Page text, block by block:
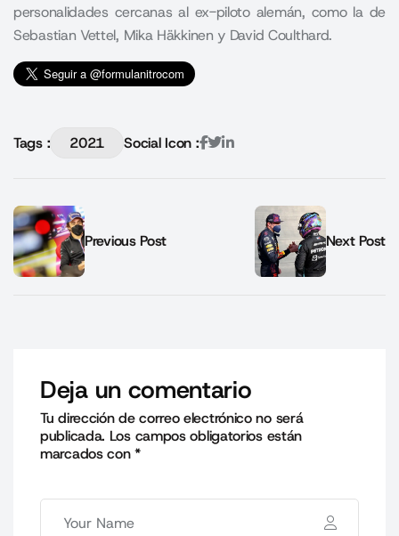
personalidades cercanas al ex-piloto alemán, como la de
Sebastian Vettel, Mika Häkkinen y David Coulthard.
Tags : 2021 Social Icon :
Previous Post Next Post
Deja un comentario
Tu dirección de correo electrónico no será
publicada. Los campos obligatorios están
marcados con*